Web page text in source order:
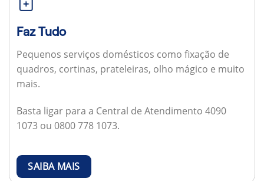
Faz Tudo
Pequenos serviços domésticos como fixação de
quadros, cortinas, prateleiras, olho mágico e muito
mais.
Basta ligar para a Central de Atendimento 4090
1073 ou 0800 778 1073.
SAIBA MAIS